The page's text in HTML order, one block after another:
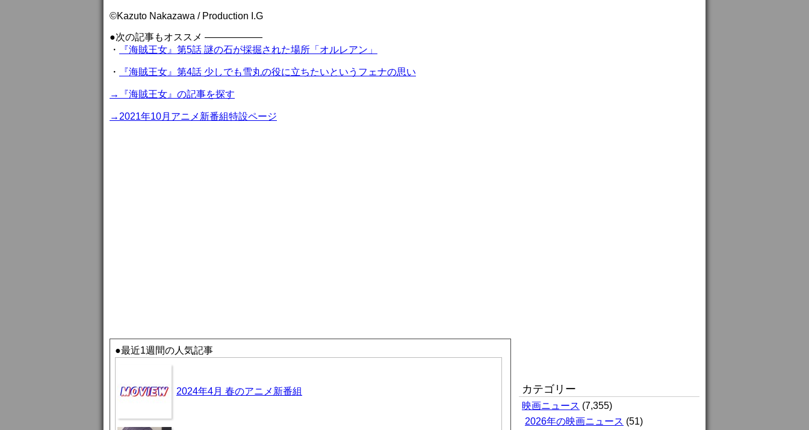
©Kazuto Nakazawa / Production I.G
●次の記事もオススメ ——————
・
『海賊王女』第5話 謎の石が採掘された場所「オルレアン」
・ 『海賊王女』第4話 少しでも雪丸の役に立ちたいというフェナの思い
→『海賊王女』の記事を探す
→2021年10月アニメ新番組特設ページ
●最近1週間の人気記事
2024年4月 春のアニメ新番組 カテゴリー
映画ニュース (7,355)
2026年の映画ニュース (51)